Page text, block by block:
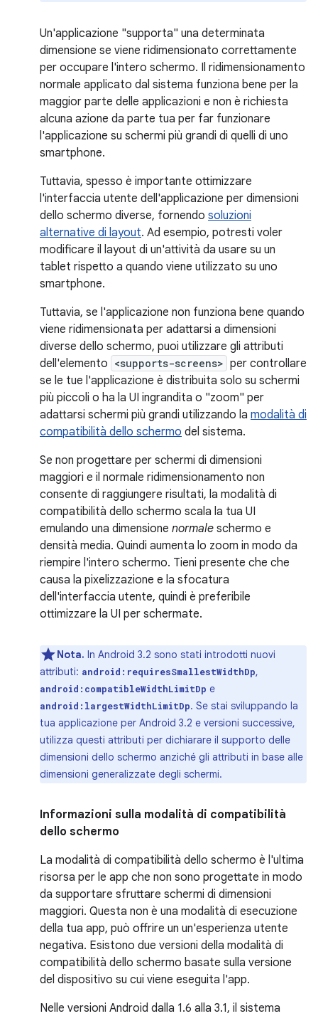
Un'applicazione "supporta" una determinata
dimensione se viene ridimensionato correttamente
per occupare l'intero schermo. Il ridimensionamento
normale applicato dal sistema funziona bene per la
maggior parte delle applicazioni e non è richiesta
alcuna azione da parte tua per far funzionare
l'applicazione su schermi più grandi di quelli di uno
smartphone.
Tuttavia, spesso è importante ottimizzare
l'interfaccia utente dell'applicazione per dimensioni
dello schermo diverse, fornendo soluzioni
alternative di layout. Ad esempio, potresti voler
modificare il layout di un'attività da usare su un
tablet rispetto a quando viene utilizzato su uno
smartphone.
Tuttavia, se l'applicazione non funziona bene quando
viene ridimensionata per adattarsi a dimensioni
diverse dello schermo, puoi utilizzare gli attributi
dell'elemento <supports-screens> per controllare
se le tue l'applicazione è distribuita solo su schermi
più piccoli o ha la UI ingrandita o "zoom" per
adattarsi schermi più grandi utilizzando la modalità di
compatibilità dello schermo del sistema.
Se non progettare per schermi di dimensioni
maggiori e il normale ridimensionamento non
consente di raggiungere risultati, la modalità di
compatibilità dello schermo scala la tua UI
emulando una dimensione normale schermo e
densità media. Quindi aumenta lo zoom in modo da
riempire l'intero schermo. Tieni presente che che
causa la pixelizzazione e la sfocatura
dell'interfaccia utente, quindi è preferibile
ottimizzare la UI per schermate.
Nota. In Android 3.2 sono stati introdotti nuovi
attributi: android:requiresSmallestWidthDp,
android:compatibleWidthLimitDp e
android:largestWidthLimitDp. Se stai sviluppando la
tua applicazione per Android 3.2 e versioni successive,
utilizza questi attributi per dichiarare il supporto delle
dimensioni dello schermo anziché gli attributi in base alle
dimensioni generalizzate degli schermi.
Informazioni sulla modalità di compatibilità
dello schermo
La modalità di compatibilità dello schermo è l'ultima
risorsa per le app che non sono progettate in modo
da supportare sfruttare schermi di dimensioni
maggiori. Questa non è una modalità di esecuzione
della tua app, può offrire un un'esperienza utente
negativa. Esistono due versioni della modalità di
compatibilità dello schermo basate sulla versione
del dispositivo su cui viene eseguita l'app.
Nelle versioni Android dalla 1.6 alla 3.1, il sistema